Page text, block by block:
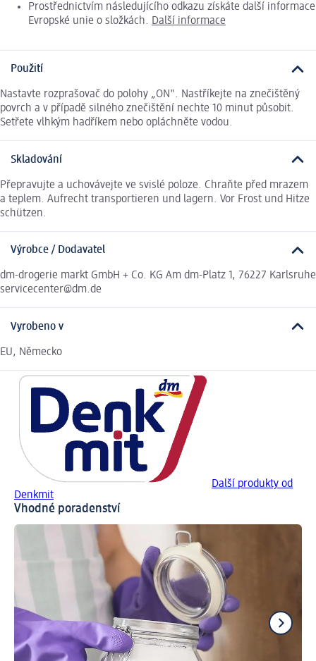
Prostřednictvím následujícího odkazu získáte další informace
Evropské unie o složkách. Další informace
Použití
Nastavte rozprašovač do polohy „ON". Nastříkejte na znečištěný
povrch a v případě silného znečištění nechte 10 minut působit.
Setřete vlhkým hadříkem nebo opláchněte vodou.
Skladování
Přepravujte a uchovávejte ve svislé poloze. Chraňte před mrazem
a teplem. Aufrecht transportieren und lagern. Vor Frost und Hitze
schützen.
Výrobce / Dodavatel
dm-drogerie markt GmbH + Co. KG Am dm-Platz 1, 76227 Karlsruhe
servicecenter@dm.de
Vyrobeno v
EU, Německo
Další produkty od
Denkmit
Vhodné poradenství